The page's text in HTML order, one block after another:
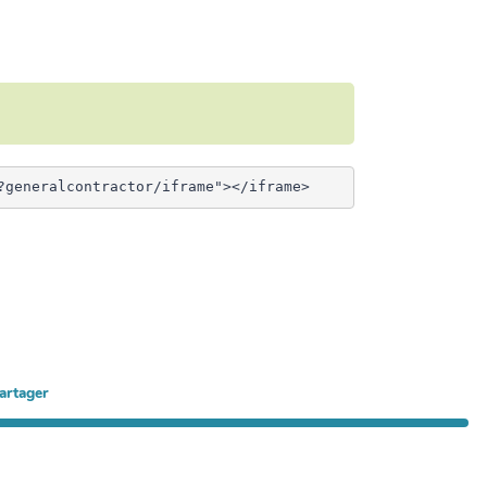
<iframe class="auto-resize" width="100%" scroll="no" frameborder="0" src="https://animagil.net/?generalcontractor/iframe"></iframe>